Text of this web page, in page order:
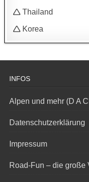
🛆 Thailand
🛆 Korea
INFOS
Alpen und mehr (D A
Datenschutzerklärung
Impressum
Road-Fun – die große